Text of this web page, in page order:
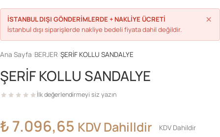
İSTANBUL DIŞI GÖNDERİMLERDE + NAKLİYE ÜCRETİ
İstanbul dışı siparişlerde nakliye bedeli fiyata dahil değildir.
×
Ana Sayfa BERJER ŞERİF KOLLU SANDALYE
ŞERİF KOLLU SANDALYE
İlk değerlendirmeyi siz yazın
₺7.096,65 KDV Dahilldir KDV Dahildir